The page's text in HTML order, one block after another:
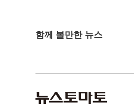
함께 볼만한 뉴스